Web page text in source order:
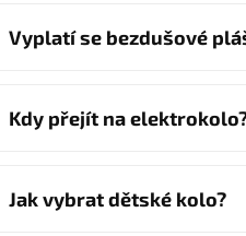
Vyplatí se bezdušové
Kdy přejít na
Jak vybrat dětské kolo?